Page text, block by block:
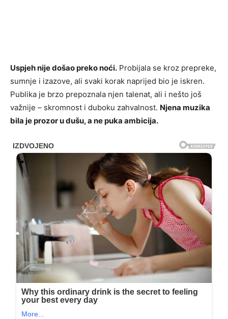
Uspjeh nije došao preko noći. Probijala se kroz prepreke,
sumnje i izazove, ali svaki korak naprijed bio je iskren.
Publika je brzo prepoznala njen talenat, ali i nešto još
važnije – skromnost i duboku zahvalnost. Njena muzika
bila je prozor u dušu, a ne puka ambicija.